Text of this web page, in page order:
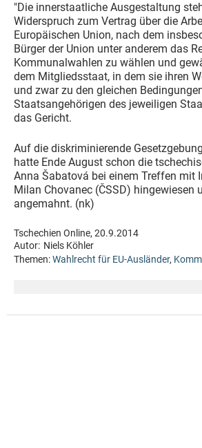
"Die innerstaatliche Ausgestaltung
Widerspruch zum Vertrag über die
Europäischen Union, nach dem
Bürger der Union unter anderem das
Kommunalwahlen zu wählen und
dem Mitgliedsstaat, in dem sie ihren
und zwar zu den gleichen
Staatsangehörigen des jeweiligen
das Gericht.
Auf die diskriminierende
hatte Ende August schon die
Anna Šabatová bei einem Treffen mit
Milan Chovanec (ČSSD) hingewiesen
angemahnt. (nk)
Tschechien Online, 20.9.2014
Autor: Niels Köhler
Themen:Wahlrecht für EU-Ausländer,